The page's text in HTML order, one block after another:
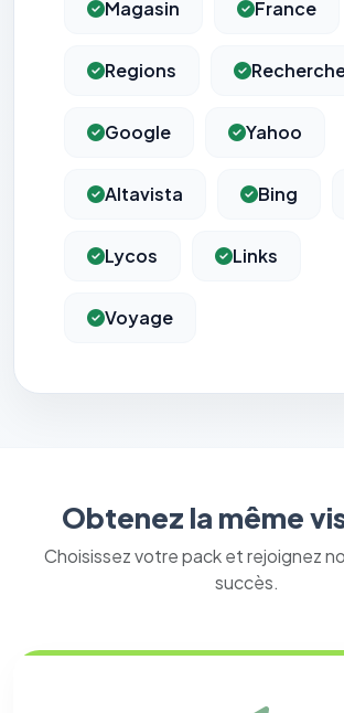
Magasin France
Regions
Google Yahoo
Altavista Bing
Lycos Links
Voyage
Obtenez la même
Choisissez votre pack et rejoignez
succès.